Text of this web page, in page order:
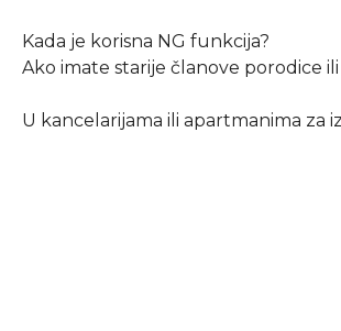
Kada je korisna NG funkcija?
Ako imate starije članove porodice
U kancelarijama ili apartmanima za